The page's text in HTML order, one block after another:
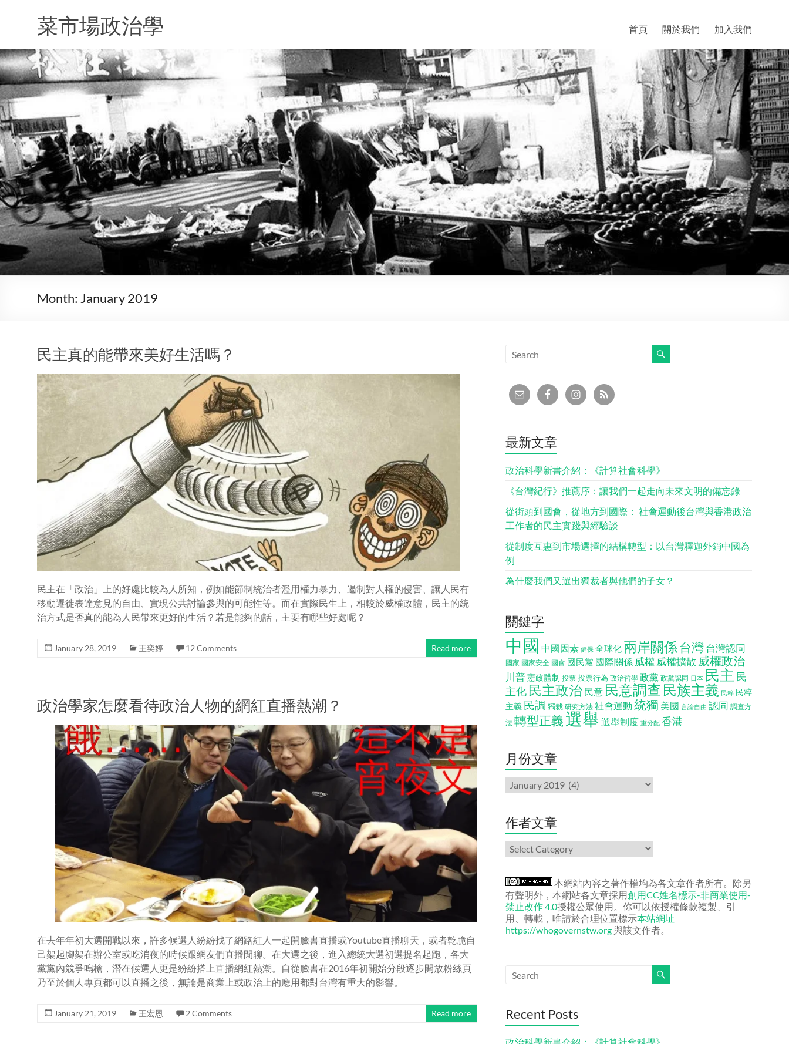
菜市場政治學 首頁 關於我們 加入我們
Month: January 2019
民主真的能帶來美好生活嗎？
民主在「政治」上的好處比較為人所知，例如能節制統治者濫用權力暴力、遏制對人權的侵害、讓人民有
移動遷徙表達意見的自由、實現公共討論參與的可能性等。而在實際民生上，相較於威權政體，民主的統
治方式是否真的能為人民帶來更好的生活？若是能夠的話，主要有哪些好處呢？
January 28, 2019 王奕婷 12 Comments Read more
政治學家怎麼看待政治人物的網紅直播熱潮？
在去年年初大選開戰以來，許多候選人紛紛找了網路紅人一起開臉書直播或Youtube直播聊天，或者乾脆自
己架起腳架在辦公室或吃消夜的時候跟網友們直播閒聊。在大選之後，進入總統大選初選提名起跑，各大
黨黨內競爭鳴槍，潛在候選人更是紛紛搭上直播網紅熱潮。自從臉書在2016年初開始分段逐步開放粉絲頁
乃至於個人專頁都可以直播之後，無論是商業上或政治上的應用都對台灣有重大的影響。
January 21, 2019 王宏恩 2 Comments Read more
最新文章
政治科學新書介紹：《計算社會科學》
《台灣紀行》推薦序：讓我們一起走向未來文明的備忘錄
從街頭到國會，從地方到國際： 社會運動後台灣與香港政治
工作者的民主實踐與經驗談
從制度互惠到市場選擇的結構轉型：以台灣釋迦外銷中國為
例
為什麼我們又選出獨裁者與他們的子女？
關鍵字
中國 中國因素 健保 全球化 兩岸關係 台灣台灣認同
國家 國家安全 國會 國民黨 國際關係 威權 威權擴散 威權政治
川普憲政體制 投票 投票行為 政治哲學 政黨 政黨認同 日本 民主 民
主化 民主政治 民意 民意調查 民族主義 民粹 民粹
主義 民調 獨裁 研究方法 社會運動 統獨 美國 言論自由 認同 調查方
法 轉型正義 選舉 選舉制度 重分配 香港
月份文章
月
份
章
作者文章
作
者
章
本網站內容之著作權均為各文章作者所有。除另
有聲明外，本網站各文章採用創用CC姓名標示-非商業使用-
禁止改作 4.0授權公眾使用。你可以依授權條款複製、引
用、轉載，唯請於合理位置標示本站網址
https://whogovernstw.org與該文作者。
Recent Posts